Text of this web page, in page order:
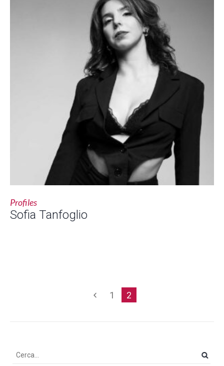
Profiles
Sofia Tanfoglio
1 2